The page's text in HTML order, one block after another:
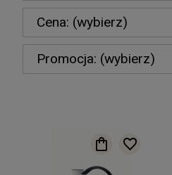
Cena: (wybierz)
Promocja: (wybierz)